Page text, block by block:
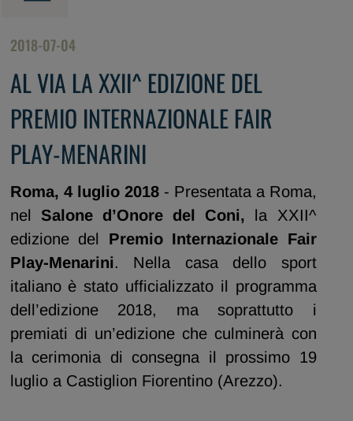
2018-07-04
AL VIA LA XXII^ EDIZIONE DEL
PREMIO INTERNAZIONALE FAIR
PLAY-MENARINI
Roma, 4 luglio 2018- Presentata a Roma,
nel Salone d’Onore del Coni, la XXII^
edizione del Premio Internazionale Fair
Play-Menarini. Nella casa dello sport
italiano è stato ufficializzato il programma
dell’edizione 2018, ma soprattutto i
premiati di un’edizione che culminerà con
la cerimonia di consegna il prossimo 19
luglio a Castiglion Fiorentino (Arezzo).